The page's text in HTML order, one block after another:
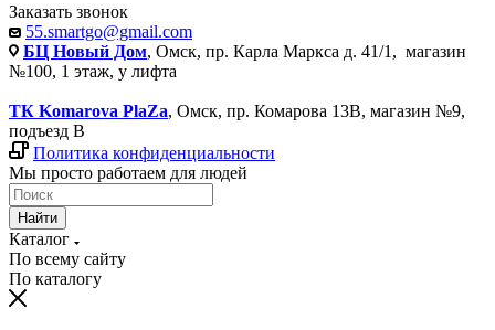
Заказать звонок
55.smartgo@gmail.com
БЦ Новый Дом, Омск, пр. Карла Маркса д. 41/1, магазин
№100, 1 этаж, у лифта
ТК Komarova PlaZa, Омск, пр. Комарова 13В, магазин №9,
подъезд В
Политика конфиденциальности
Мы просто работаем для людей
Найти
Каталог
По всему сайту
По каталогу